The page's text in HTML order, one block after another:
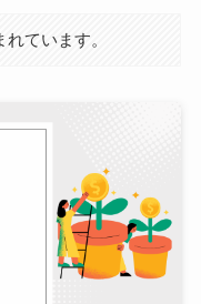
ています。